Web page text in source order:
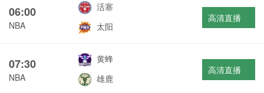
06:00
NBA
活塞
太阳
高清直播
07:30
NBA
黄蜂
雄鹿
高清直播